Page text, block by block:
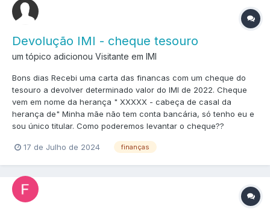
Devolução IMI - cheque tesouro
um tópico adicionou Visitante em IMI
Bons dias Recebi uma carta das financas com um cheque do
tesouro a devolver determinado valor do IMI de 2022. Cheque
vem em nome da herança " XXXXX - cabeça de casal da
herança de" Minha mãe não tem conta bancária, só tenho eu e
sou único titular. Como poderemos levantar o cheque??
17 de Julho de 2024 finanças